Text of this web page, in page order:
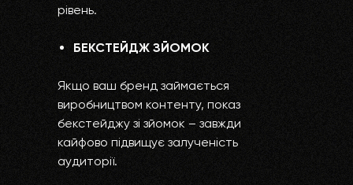
рівень.
БЕКСТЕЙДЖ ЗЙОМОК
Якщо ваш бренд займається
виробництвом контенту, показ
бекстейджу зі зйомок – завжди
кайфово підвищує залученість
аудиторії.